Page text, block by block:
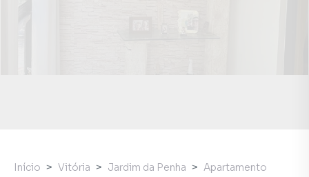
Início Vitória Jardim da Penha
Apartamento